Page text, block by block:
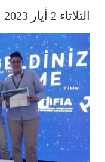
الثلاثاء 2 أيار 2023